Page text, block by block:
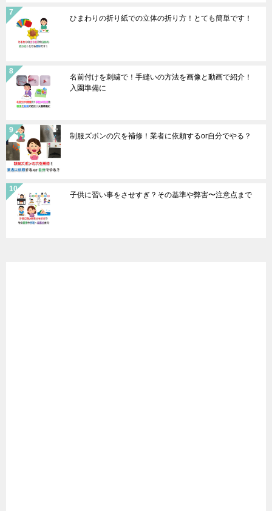
ひまわりの折り紙での立体の折り方！とても簡単です！
名前付けを刺繍で！手縫いの方法を画像と動画で紹介！
入園準備に
制服ズボンの穴を補修！業者に依頼するor自分でやる？
子供に習い事をさせすぎ？その基準や弊害〜注意点まで